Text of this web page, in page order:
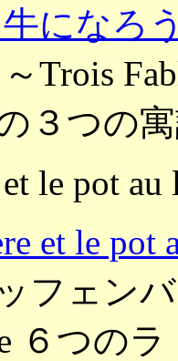
になろ
Trois
３つの
le pot au
et le
フェンバ
６つの